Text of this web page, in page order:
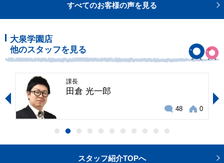
すべてのお客様の声を見る
大泉学園店
他のスタッフを見る
係長
宮岡 幸夫
36 5
スタッフ紹介TOPへ